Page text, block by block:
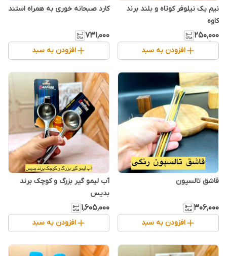
نیم یک نیلوفر کوتاه و بلند برند
کاوه
۲۵۰٬۰۰۰
افزودن به سبد
کارد صبحانه خوری به همراه استند
۷۳۱٬۰۰۰
افزودن به سبد
قاشق تالسپون
۳۰۶٬۰۰۰
افزودن به سبد
آب لیمو گیر بزرگ و کوچک برند
بدیس
۱٬۶۰۵٬۰۰۰
افزودن به سبد